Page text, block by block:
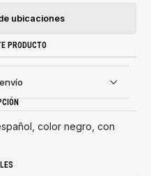
ubicaciones
PRODUCTO
color negro, con